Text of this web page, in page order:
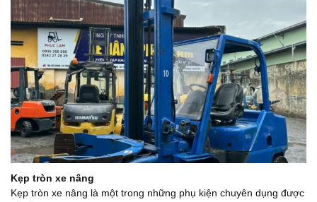
Kẹp tròn xe nâng
Kẹp tròn xe nâng là một trong những phụ kiện chuyên dụng được